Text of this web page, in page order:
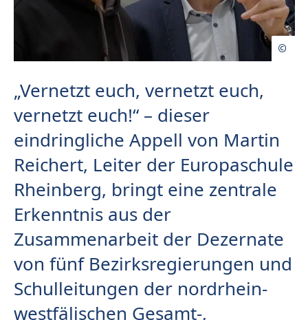
„Vernetzt euch, vernetzt euch,
vernetzt euch!“ – dieser
eindringliche Appell von Martin
Reichert, Leiter der Europaschule
Rheinberg, bringt eine zentrale
Erkenntnis aus der
Zusammenarbeit der Dezernate
von fünf Bezirksregierungen und
Schulleitungen der nordrhein-
westfälischen Gesamt-,